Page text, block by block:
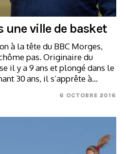
une ville de basket
à la tête du BBC Morges,
pas. Originaire du
il y a 9 ans et plongé dans le
30 ans, il s’apprête à…
6 OCTOBRE 2016